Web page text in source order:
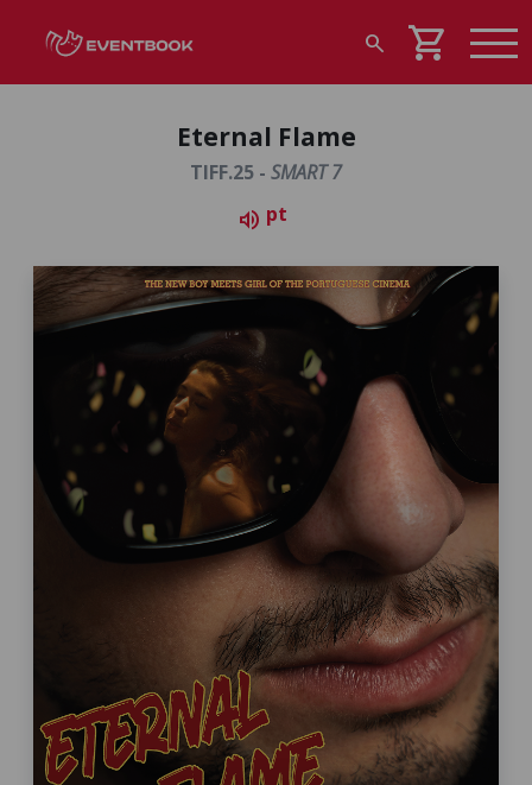
search shopping_cart
Eternal Flame
TIFF.25 - SMART 7
volume_up pt